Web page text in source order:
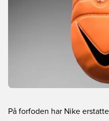
På forfoden har Nike